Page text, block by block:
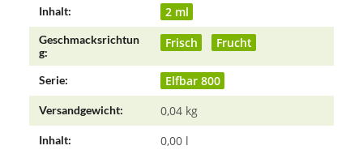
Inhalt: 2 ml
Geschmacksrichtun
g:
Frisch Frucht
Serie: Elfbar 800
Versandgewicht: 0,04 kg
Inhalt: 0,00 l